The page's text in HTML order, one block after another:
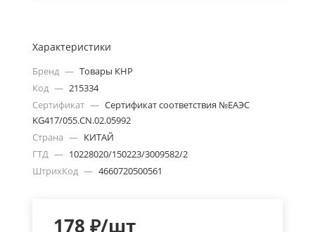
Характеристики
Бренд — Товары КНР
Код — 215334
Сертификат — Сертификат соответствия №ЕАЭС
KG417/055.CN.02.05992
Страна — КИТАЙ
ГТД — 10228020/150223/3009582/2
ШтрихКод — 4660720500561
178 ₽/шт